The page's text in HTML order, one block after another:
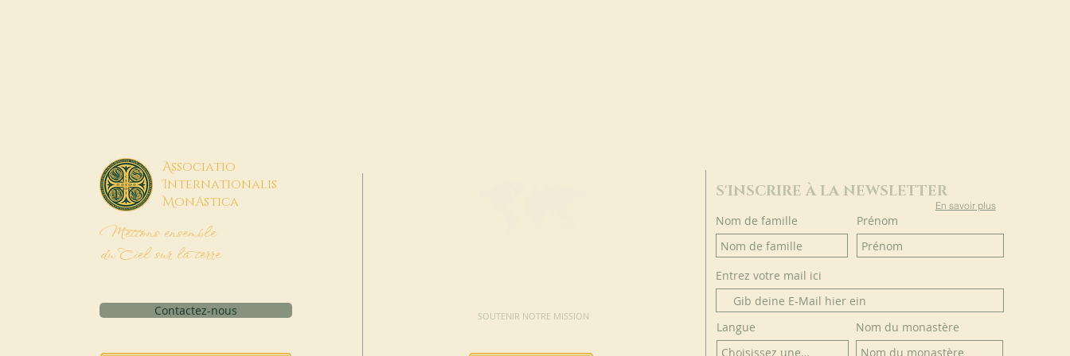
Associatio
Internationalis
MonAstica
Mettons ensemble
du Ciel sur la terre
Contactez-nous SOUTENIR NOTRE MISSION
S'INSCRIRE À LA NEWSLETTER
En savoir plus
Nom de famille Prénom
Entrez votre mail ici
Langue Nom du monastère